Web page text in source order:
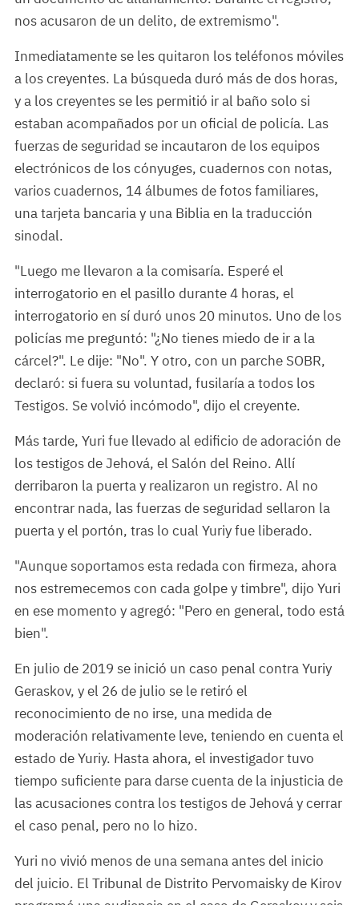
nos acusaron de un delito, de extremismo".
Inmediatamente se les quitaron los teléfonos móviles
a los creyentes. La búsqueda duró más de dos horas,
y a los creyentes se les permitió ir al baño solo si
estaban acompañados por un oficial de policía. Las
fuerzas de seguridad se incautaron de los equipos
electrónicos de los cónyuges, cuadernos con notas,
varios cuadernos, 14 álbumes de fotos familiares,
una tarjeta bancaria y una Biblia en la traducción
sinodal.
"Luego me llevaron a la comisaría. Esperé el
interrogatorio en el pasillo durante 4 horas, el
interrogatorio en sí duró unos 20 minutos. Uno de los
policías me preguntó: "¿No tienes miedo de ir a la
cárcel?". Le dije: "No". Y otro, con un parche SOBR,
declaró: si fuera su voluntad, fusilaría a todos los
Testigos. Se volvió incómodo", dijo el creyente.
Más tarde, Yuri fue llevado al edificio de adoración de
los testigos de Jehová, el Salón del Reino. Allí
derribaron la puerta y realizaron un registro. Al no
encontrar nada, las fuerzas de seguridad sellaron la
puerta y el portón, tras lo cual Yuriy fue liberado.
"Aunque soportamos esta redada con firmeza, ahora
nos estremecemos con cada golpe y timbre", dijo Yuri
en ese momento y agregó: "Pero en general, todo está
bien".
En julio de 2019 se inició un caso penal contra Yuriy
Geraskov, y el 26 de julio se le retiró el
reconocimiento de no irse, una medida de
moderación relativamente leve, teniendo en cuenta el
estado de Yuriy. Hasta ahora, el investigador tuvo
tiempo suficiente para darse cuenta de la injusticia de
las acusaciones contra los testigos de Jehová y cerrar
el caso penal, pero no lo hizo.
Yuri no vivió menos de una semana antes del inicio
del juicio. El Tribunal de Distrito Pervomaisky de Kirov